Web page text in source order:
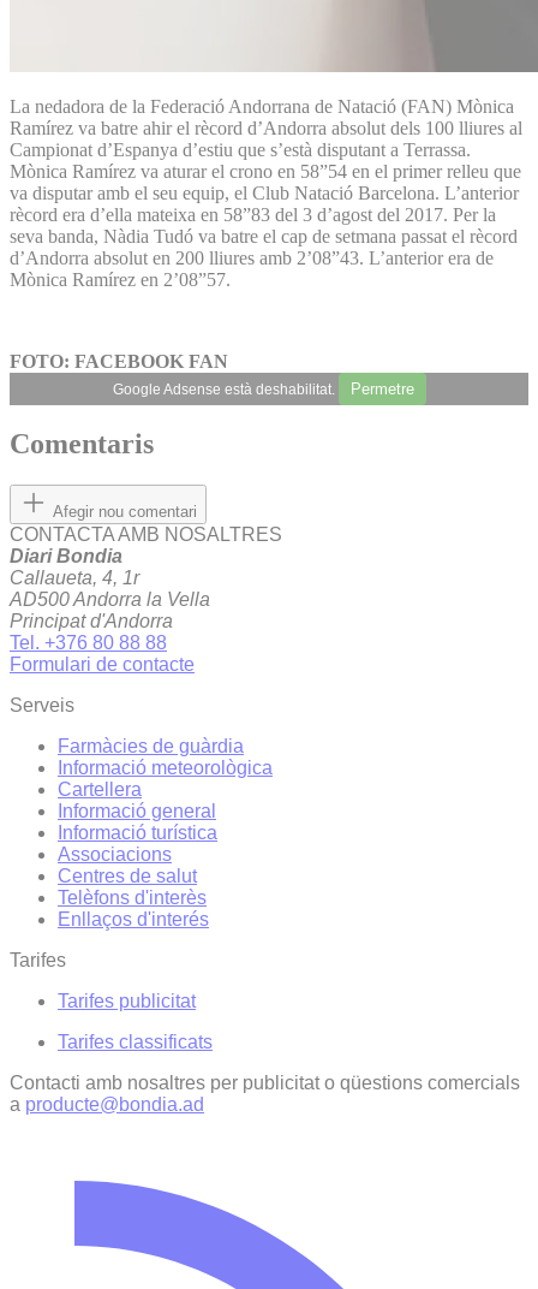
La nedadora de la Federació Andorrana de Natació (FAN) Mònica
Ramírez va batre ahir el rècord d’Andorra absolut dels 100 lliures al
Campionat d’Espanya d’estiu que s’està disputant a Terrassa.
Mònica Ramírez va aturar el crono en 58”54 en el primer relleu que
va disputar amb el seu equip, el Club Natació Barcelona. L’anterior
rècord era d’ella mateixa en 58”83 del 3 d’agost del 2017. Per la
seva banda, Nàdia Tudó va batre el cap de setmana passat el rècord
d’Andorra absolut en 200 lliures amb 2’08”43. L’anterior era de
Mònica Ramírez en 2’08”57.
FOTO: FACEBOOK FAN
Google Adsense està deshabilitat. Permetre
Comentaris
Afegir nou comentari
CONTACTA AMB NOSALTRES
Diari Bondia
Callaueta, 4, 1r
AD500 Andorra la Vella
Principat d'Andorra
Tel. +376 80 88 88
Formulari de contacte
Serveis
Farmàcies de guàrdia
Informació meteorològica
Cartellera
Informació general
Informació turística
Associacions
Centres de salut
Telèfons d'interès
Enllaços d'interés
Tarifes
Tarifes publicitat
Tarifes classificats
Contacti amb nosaltres per publicitat o qüestions comercials
a producte@bondia.ad